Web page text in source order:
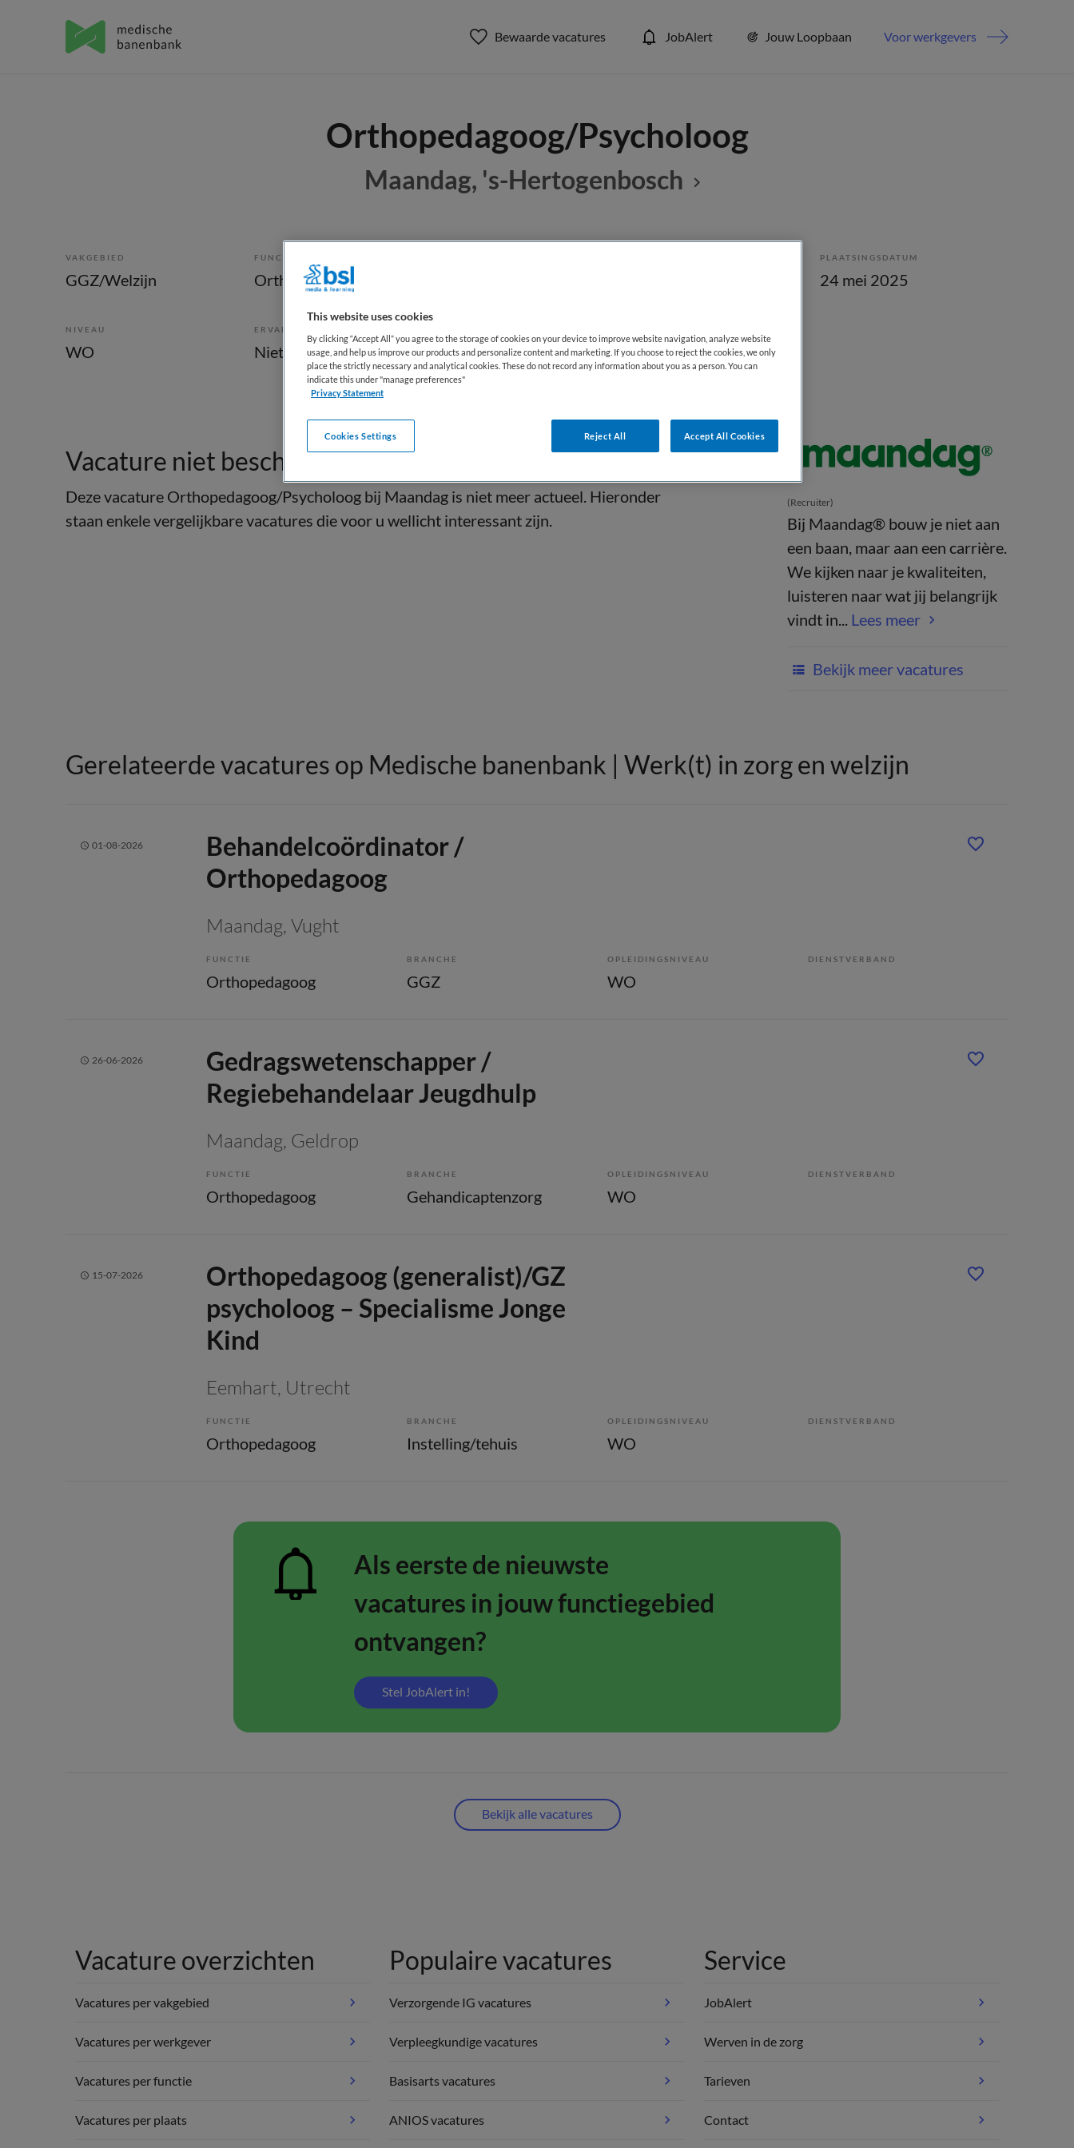
Bewaarde vacatures JobAlert Jouw Loopbaan Voor werkgevers
Orthopedagoog/Psycholoog
Maandag, 's-Hertogenbosch
VAKGEBIED
GGZ/Welzijn
FUNCTIE
Orthopedagoog
PLAATSINGSDATUM
24 mei 2025
NIVEAU
WO
ERVARING
Niet nader bepaald Niet nader bepaald
Vacature niet beschikbaar
Deze vacature Orthopedagoog/Psycholoog bij Maandag is niet meer actueel. Hieronder
staan enkele vergelijkbare vacatures die voor u wellicht interessant zijn.
(Recruiter)
Bij Maandag® bouw je niet aan
een baan, maar aan een carrière.
We kijken naar je kwaliteiten,
luisteren naar wat jij belangrijk
vindt in... Lees meer
Bekijk meer vacatures
Gerelateerde vacatures op Medische banenbank | Werk(t) in zorg en welzijn
01-08-2026
Behandelcoördinator /
Orthopedagoog
Maandag, Vught
FUNCTIE
Orthopedagoog
BRANCHE
GGZ
OPLEIDINGSNIVEAU
WO
DIENSTVERBAND
26-06-2026
Gedragswetenschapper /
Regiebehandelaar Jeugdhulp
Maandag, Geldrop
FUNCTIE
Orthopedagoog
BRANCHE
Gehandicaptenzorg
OPLEIDINGSNIVEAU
WO
DIENSTVERBAND
15-07-2026
Orthopedagoog (generalist)/GZ
psycholoog – Specialisme Jonge
Kind
Eemhart, Utrecht
FUNCTIE
Orthopedagoog
BRANCHE
Instelling/tehuis
OPLEIDINGSNIVEAU
WO
DIENSTVERBAND
Als eerste de nieuwste
vacatures in jouw functiegebied
ontvangen?
Stel JobAlert in!
Bekijk alle vacatures
Vacature overzichten
Vacatures per vakgebied
Vacatures per werkgever
Vacatures per functie
Vacatures per plaats
Populaire vacatures
Verzorgende IG vacatures
Verpleegkundige vacatures
Basisarts vacatures
ANIOS vacatures
Service
JobAlert
Werven in de zorg
Tarieven
Contact
This website uses cookies
By clicking “Accept All” you agree to the storage of cookies on your device to improve website navigation, analyze website
usage, and help us improve our products and personalize content and marketing. If you choose to reject the cookies, we only
place the strictly necessary and analytical cookies. These do not record any information about you as a person. You can
indicate this under "manage preferences"
Privacy Statement
Reject All Accept All Cookies
Cookies Settings